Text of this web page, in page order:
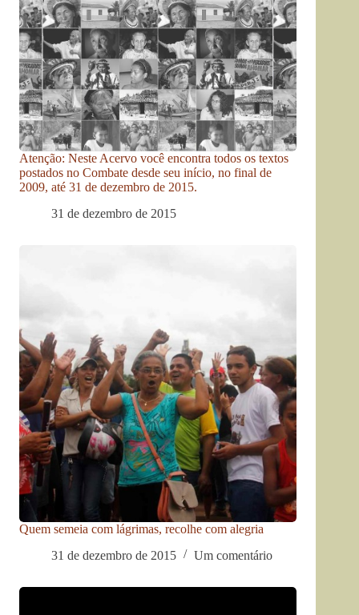
Atenção: Neste Acervo você encontra todos os textos
postados no Combate desde seu início, no final de
2009, até 31 de dezembro de 2015.
31 de dezembro de 2015
Quem semeia com lágrimas, recolhe com alegria
31 de dezembro de 2015
Um comentário